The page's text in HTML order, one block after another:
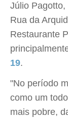
Júlio
Rua da
Restaurante
19.
"No período
como um
mais pobre,